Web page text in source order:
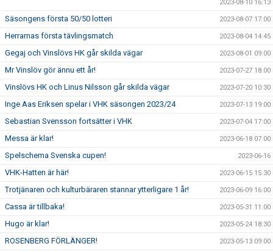
2023-08-10 16:13
Säsongens första 50/50 lotteri 2023-08-07 17:00
Herrarnas första tävlingsmatch 2023-08-04 14:45
Gegaj och Vinslövs HK går skilda vägar 2023-08-01 09:00
Mr Vinslöv gör ännu ett år! 2023-07-27 18:00
Vinslövs HK och Linus Nilsson går skilda vägar 2023-07-20 10:30
Inge Aas Eriksen spelar i VHK säsongen 2023/24 2023-07-13 19:00
Sebastian Svensson fortsätter i VHK 2023-07-04 17:00
Messa är klar! 2023-06-18 07:00
Spelschema Svenska cupen! 2023-06-16
VHK-Hatten är här! 2023-06-15 15:30
Trotjänaren och kulturbäraren stannar ytterligare 1 år! 2023-06-09 16:00
Cassa är tillbaka! 2023-05-31 11:00
Hugo är klar! 2023-05-24 18:30
ROSENBERG FÖRLÄNGER! 2023-05-13 09:00